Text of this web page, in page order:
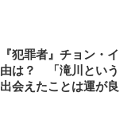
犯罪者』チョン・イ
は？ 「滝川という
会えたことは運が良